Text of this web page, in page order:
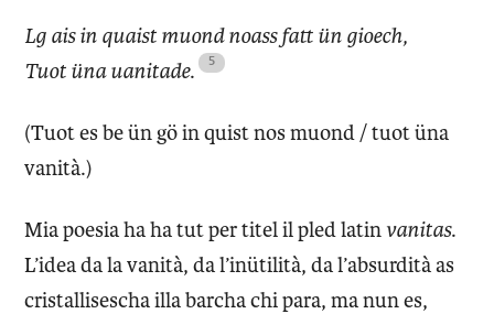
Lg ais in quaist muond noass fatt ün gioech,
Tuot üna uanitade.
(Tuot es be ün gö in quist nos muond / tuot üna
vanità.)
Mia poesia ha ha tut per titel il pled latinvanitas.
L’idea da la vanità, da l’inütilità, da l’absurdità as
cristallisescha illa barcha chi para, ma nun es,